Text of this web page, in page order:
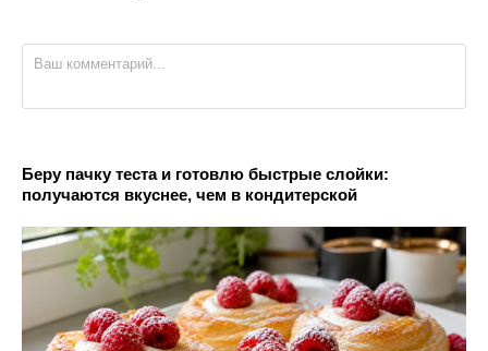
Беру пачку теста и готовлю быстрые слойки:
получаются вкуснее, чем в кондитерской